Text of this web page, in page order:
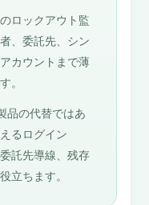
ロックアウト監
、委託先、シン
カウントまで薄
。
品の代替ではあ
るログイン
託先導線、残存
立ちます。